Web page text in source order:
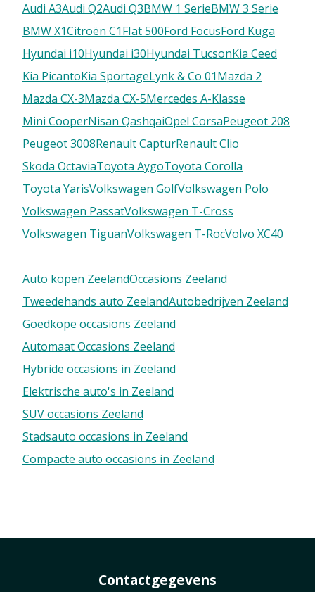
Audi A3Audi Q2Audi Q3BMW 1 SerieBMW 3 Serie
BMW X1Citroën C1FIat 500Ford FocusFord Kuga
Hyundai i10Hyundai i30Hyundai TucsonKia Ceed
Kia PicantoKia SportageLynk & Co 01Mazda 2
Mazda CX-3Mazda CX-5Mercedes A-Klasse
Mini CooperNisan QashqaiOpel CorsaPeugeot 208
Peugeot 3008Renault CapturRenault Clio
Skoda OctaviaToyota AygoToyota Corolla
Toyota YarisVolkswagen GolfVolkswagen Polo
Volkswagen PassatVolkswagen T-Cross
Volkswagen TiguanVolkswagen T-RocVolvo XC40
Auto kopen ZeelandOccasions Zeeland
Tweedehands auto ZeelandAutobedrijven Zeeland
Goedkope occasions Zeeland
Automaat Occasions Zeeland
Hybride occasions in Zeeland
Elektrische auto's in Zeeland
SUV occasions Zeeland
Stadsauto occasions in Zeeland
Compacte auto occasions in Zeeland
Contactgegevens